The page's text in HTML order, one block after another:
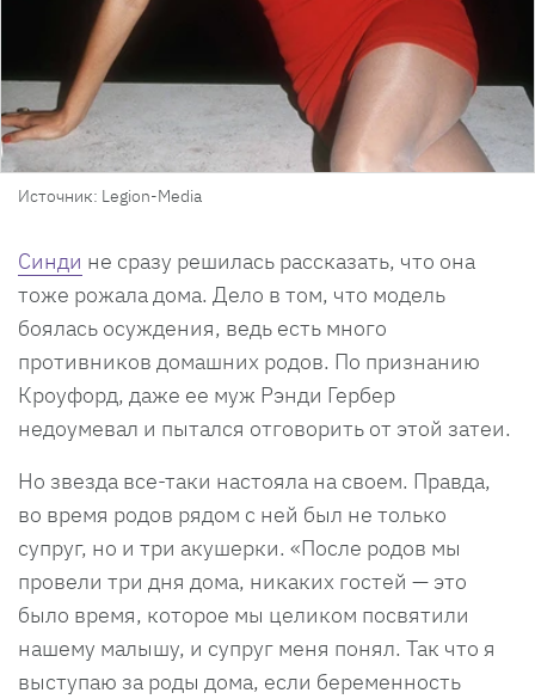
Источник: Legion-Media
Синди не сразу решилась рассказать, что она
тоже рожала дома. Дело в том, что модель
боялась осуждения, ведь есть много
противников домашних родов. По признанию
Кроуфорд, даже ее муж Рэнди Гербер
недоумевал и пытался отговорить от этой затеи.
Но звезда все-таки настояла на своем. Правда,
во время родов рядом с ней был не только
супруг, но и три акушерки. «После родов мы
провели три дня дома, никаких гостей — это
было время, которое мы целиком посвятили
нашему малышу, и супруг меня понял. Так что я
выступаю за роды дома, если беременность